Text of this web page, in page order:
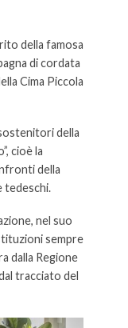
della famosa
di cordata
Cima Piccola
della
cioè la
della
tedeschi.
nel suo
sempre
dalla Regione
tracciato del